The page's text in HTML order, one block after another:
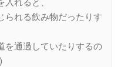
れると、
られる飲み物だったりす
を通過していたりするの